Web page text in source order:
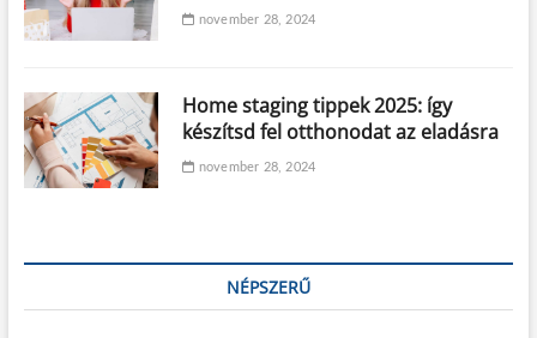
november 28, 2024
Home staging tippek 2025: így
készítsd fel otthonodat az eladásra
november 28, 2024
NÉPSZERŰ